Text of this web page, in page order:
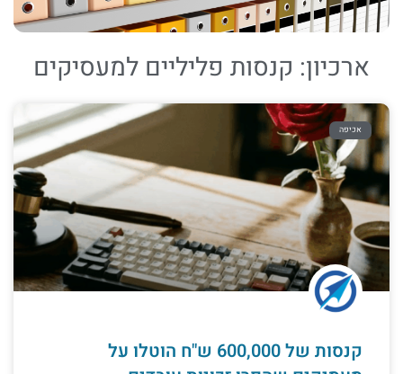
ארכיון: קנסות פליליים למעסיקים
אכיפה
קנסות של 600,000 ש"ח הוטלו על